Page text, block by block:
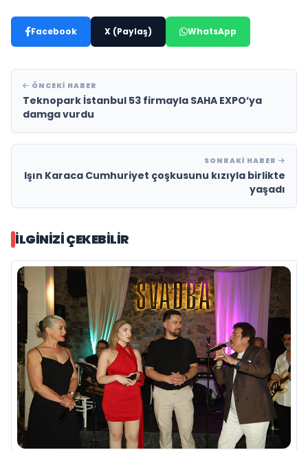
Facebook X (Paylaş) WhatsApp
ÖNCEKI HABER
Teknopark İstanbul 53 firmayla SAHA EXPO’ya
damga vurdu
SONRAKI HABER
Işın Karaca Cumhuriyet çoşkusunu kızıyla birlikte
yaşadı
İLGINIZI ÇEKEBILIR